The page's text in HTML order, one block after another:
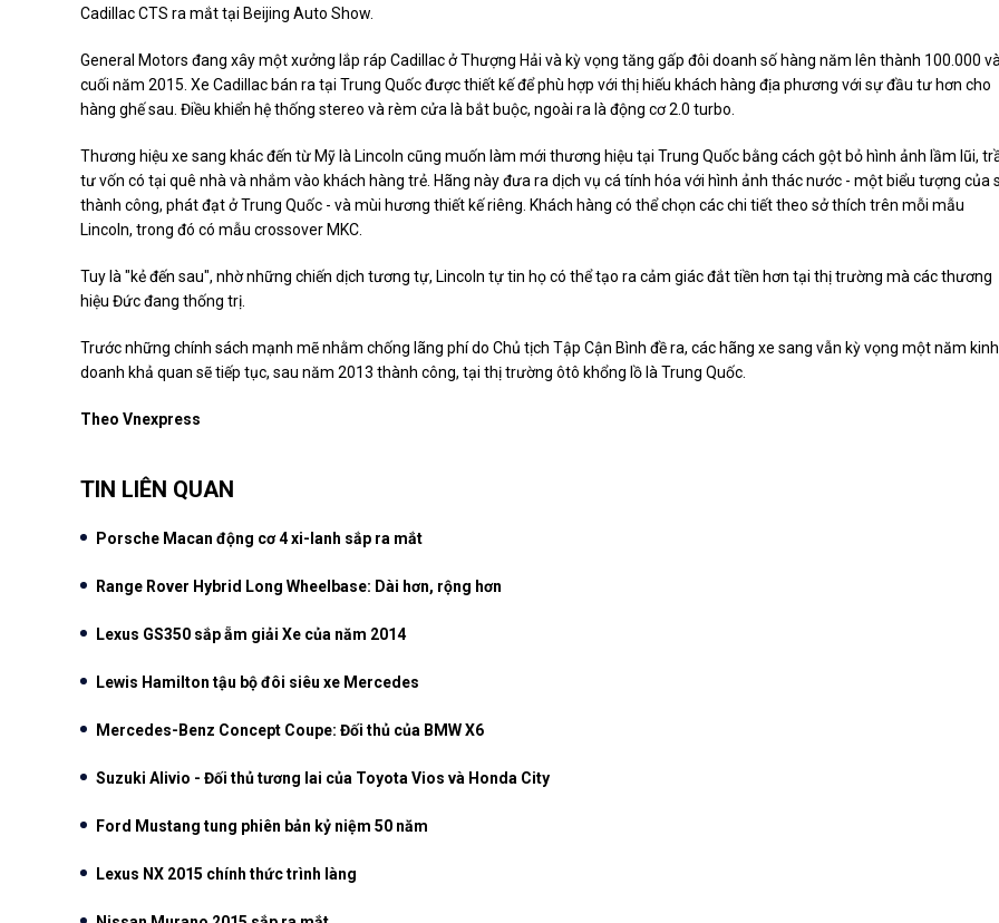
Cadillac CTS ra mắt tại Beijing Auto Show.
General Motors đang xây một xưởng lắp ráp Cadillac ở Thượng Hải và kỳ vọng tăng gấp đôi doanh số hàng năm lên thành 100.000
cuối năm 2015. Xe Cadillac bán ra tại Trung Quốc được thiết kế để phù hợp với thị hiếu khách hàng địa phương với sự đầu tư hơn cho
hàng ghế sau. Điều khiển hệ thống stereo và rèm cửa là bắt buộc, ngoài ra là động cơ 2.0 turbo.
Thương hiệu xe sang khác đến từ Mỹ là Lincoln cũng muốn làm mới thương hiệu tại Trung Quốc bằng cách gột bỏ hình ảnh lầm lũi,
tư vốn có tại quê nhà và nhắm vào khách hàng trẻ. Hãng này đưa ra dịch vụ cá tính hóa với hình ảnh thác nước - một biểu tượng của
thành công, phát đạt ở Trung Quốc - và mùi hương thiết kế riêng. Khách hàng có thể chọn các chi tiết theo sở thích trên mỗi mẫu
Lincoln, trong đó có mẫu crossover MKC.
Tuy là "kẻ đến sau", nhờ những chiến dịch tương tự, Lincoln tự tin họ có thể tạo ra cảm giác đắt tiền hơn tại thị trường mà các thương
hiệu Đức đang thống trị.
Trước những chính sách mạnh mẽ nhằm chống lãng phí do Chủ tịch Tập Cận Bình đề ra, các hãng xe sang vẫn kỳ vọng một năm kinh
doanh khả quan sẽ tiếp tục, sau năm 2013 thành công, tại thị trường ôtô khổng lồ là Trung Quốc.
Theo Vnexpress
TIN LIÊN QUAN
Porsche Macan động cơ 4 xi-lanh sắp ra mắt
Range Rover Hybrid Long Wheelbase: Dài hơn, rộng hơn
Lexus GS350 sắp ẵm giải Xe của năm 2014
Lewis Hamilton tậu bộ đôi siêu xe Mercedes
Mercedes-Benz Concept Coupe: Đối thủ của BMW X6
Suzuki Alivio - Đối thủ tương lai của Toyota Vios và Honda City
Ford Mustang tung phiên bản kỷ niệm 50 năm
Lexus NX 2015 chính thức trình làng